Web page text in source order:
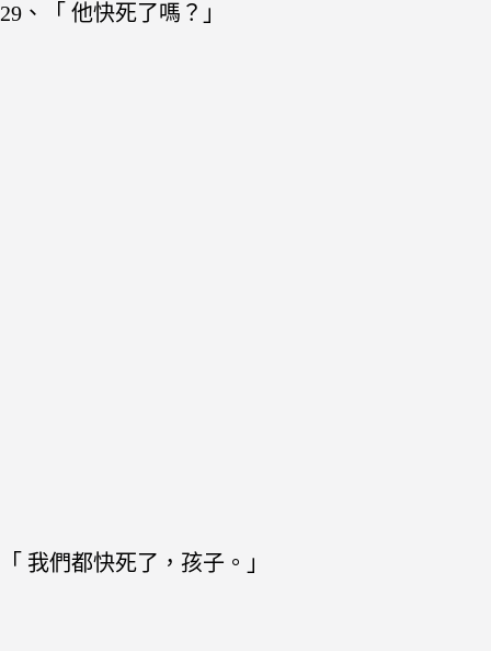
29、「 他快死了嗎？」
「 我們都快死了，孩子。」